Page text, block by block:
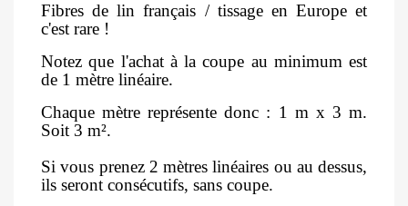
Fibres de lin français / tissage en Europe et
c'est rare !
Notez que l'achat à la coupe au minimum est
de 1 mètre linéaire.
Chaque mètre représente donc : 1 m x 3 m.
Soit 3 m².
Si vous prenez 2 mètres linéaires ou au dessus,
ils seront consécutifs, sans coupe.